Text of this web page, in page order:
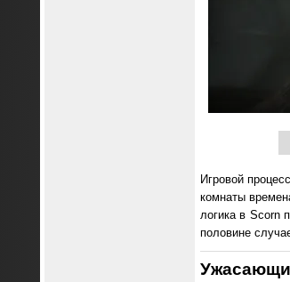
Игровой
комнаты
логика в Scorn
половине